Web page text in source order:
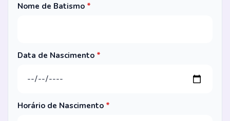
Nome de Batismo *
Data de Nascimento *
Horário de Nascimento *